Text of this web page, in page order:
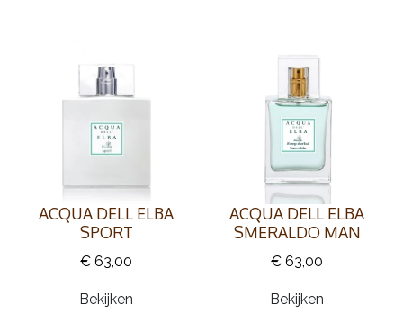
ACQUA DELL ELBA
SPORT
€ 63,00
Bekijken
ACQUA DELL ELBA
SMERALDO MAN
€ 63,00
Bekijken